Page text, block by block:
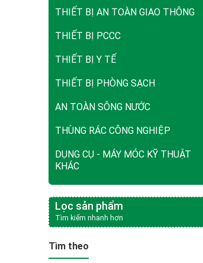
THIẾT BỊ AN TOÀN GIAO THÔNG
THIẾT BỊ PCCC
THIẾT BỊ Y TẾ
THIẾT BỊ PHÒNG SẠCH
AN TOÀN SÔNG NƯỚC
THÙNG RÁC CÔNG NGHIỆP
DỤNG CỤ - MÁY MÓC KỸ THUẬT
KHÁC
Lọc sản phẩm
Tìm kiếm nhanh hơn
Tìm theo